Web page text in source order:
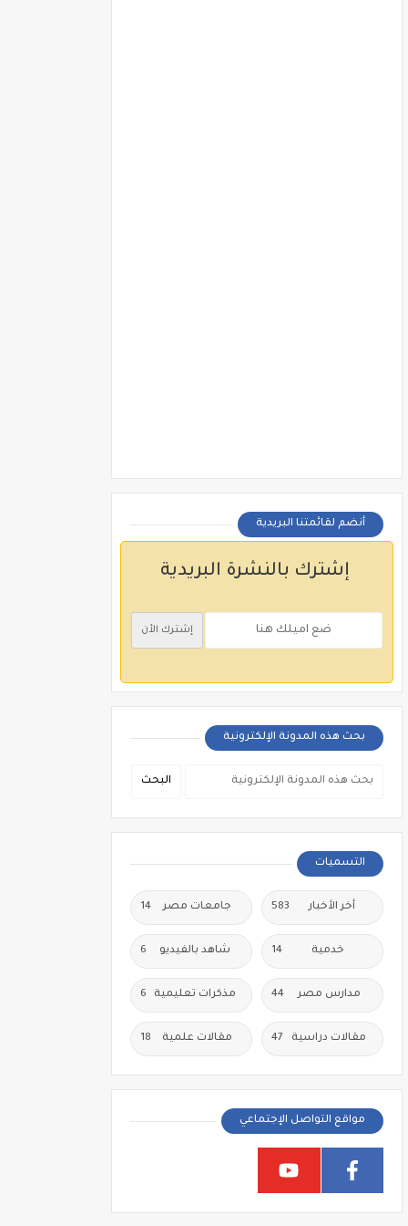
أنضم لقائمتنا البريدية
إشترك بالنشرة البريدية
بحث هذه المدونة الإلكترونية
التسميات
أخر الأخبار 583 جامعات مصر 14
خدمية 14 شاهد بالفيديو 6
مدارس مصر 44 مذكرات تعليمية 6
مقالات دراسية 47 مقالات علمية 18
مواقع التواصل الإجتماعي